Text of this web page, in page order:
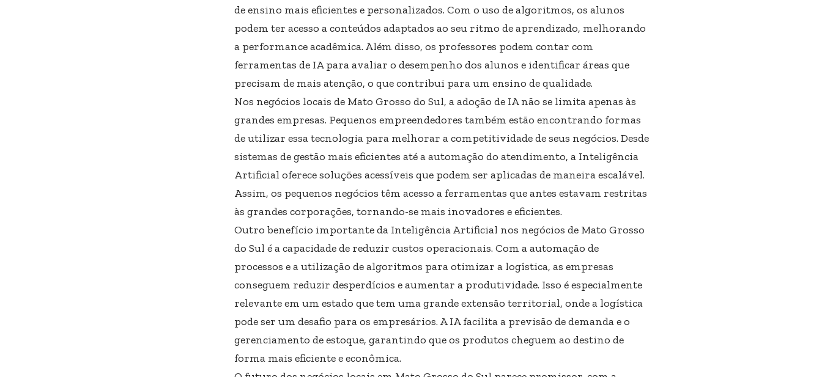
de ensino mais eficientes e personalizados. Com o uso de algoritmos, os alunos
podem ter acesso a conteúdos adaptados ao seu ritmo de aprendizado, melhorando
a performance acadêmica. Além disso, os professores podem contar com
ferramentas de IA para avaliar o desempenho dos alunos e identificar áreas que
precisam de mais atenção, o que contribui para um ensino de qualidade.
Nos negócios locais de Mato Grosso do Sul, a adoção de IA não se limita apenas às
grandes empresas. Pequenos empreendedores também estão encontrando formas
de utilizar essa tecnologia para melhorar a competitividade de seus negócios. Desde
sistemas de gestão mais eficientes até a automação do atendimento, a Inteligência
Artificial oferece soluções acessíveis que podem ser aplicadas de maneira escalável.
Assim, os pequenos negócios têm acesso a ferramentas que antes estavam restritas
às grandes corporações, tornando-se mais inovadores e eficientes.
Outro benefício importante da Inteligência Artificial nos negócios de Mato Grosso
do Sul é a capacidade de reduzir custos operacionais. Com a automação de
processos e a utilização de algoritmos para otimizar a logística, as empresas
conseguem reduzir desperdícios e aumentar a produtividade. Isso é especialmente
relevante em um estado que tem uma grande extensão territorial, onde a logística
pode ser um desafio para os empresários. A IA facilita a previsão de demanda e o
gerenciamento de estoque, garantindo que os produtos cheguem ao destino de
forma mais eficiente e econômica.